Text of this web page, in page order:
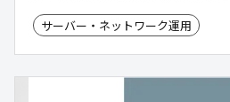
サーバー・ネットワーク運用